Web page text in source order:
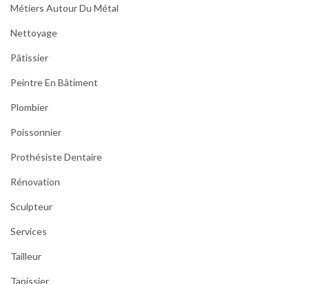
Métiers Autour Du Métal
Nettoyage
Pâtissier
Peintre En Bâtiment
Plombier
Poissonnier
Prothésiste Dentaire
Rénovation
Sculpteur
Services
Tailleur
Tapissier